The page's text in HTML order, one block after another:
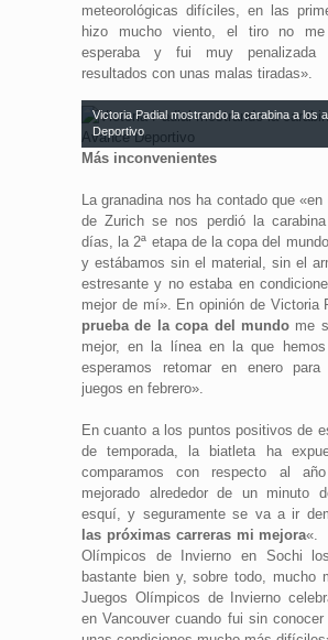
meteorológicas difíciles, en las
hizo mucho viento, el tiro no
esperaba y fui muy
resultados con unas malas tiradas».
Victoria Padial mostrando la carabina a los
Deportivo
Más inconvenientes
La granadina nos ha contado que «en
de Zurich se nos perdió la
días, la 2ª etapa de la copa del
y estábamos sin el material, sin el
estresante y no estaba en
mejor de mí». En opinión de Victoria
prueba de la copa del mundome
mejor, en la línea en la que
esperamos retomar en enero para
juegos en febrero».
En cuanto a los puntos positivos de
de temporada, la biatleta ha
comparamos con respecto al
mejorado alrededor de un minuto
esquí, y seguramente se va a ir
las próximas carreras mi mejora«.
Olímpicos de Invierno en Sochi
bastante bien y, sobre todo, mucho
Juegos Olímpicos de Invierno
en Vancouver cuando fui sin